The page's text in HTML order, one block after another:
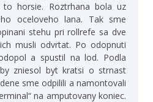
horsie. Roztrhana bola uz
oceloveho lana. Tak sme
stehu pri rollrefe sa dve
musli odvrtat. Po odopnuti
a spustil na lod. Podla
zniesol byt kratsi o strnast
sme odpilili a namontovali
na amputovany koniec.